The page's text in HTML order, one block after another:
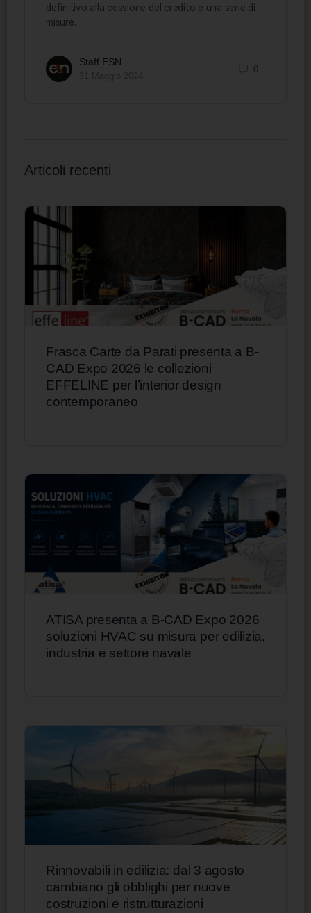
definitivo alla cessione del credito e una serie di
misure…
Staff ESN
0
Articoli recenti
Frasca Carte da Parati presenta a B-
CAD Expo 2026 le collezioni
EFFELINE per l’interior design
contemporaneo
ATISA presenta a B-CAD Expo 2026
soluzioni HVAC su misura per edilizia,
industria e settore navale
Rinnovabili in edilizia: dal 3 agosto
cambiano gli obblighi per nuove
costruzioni e ristrutturazioni